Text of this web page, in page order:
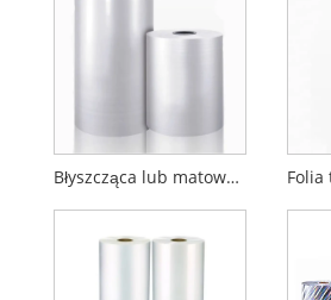
Błyszcząca lub matowa folia do laminowania termicznego BOPP